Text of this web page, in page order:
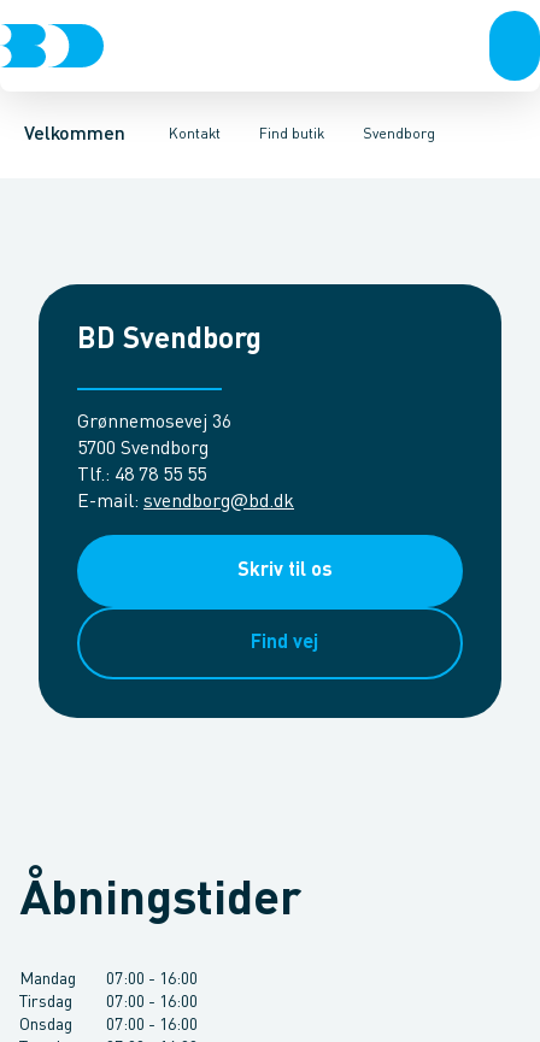
Velkommen Kontakt
ProdukterFordeleBæredygtighedBD+
Find butik
Kundeservice Om Brødrene DahlKompetencecentre
Svendborg
BallerupBirkerød Brøndby EsbjergFredericiaFrederikshavn
BD Svendborg
Grønnemosevej 36
5700 Svendborg
Tlf.: 48 78 55 55
E-mail: svendborg@bd.dk
Skriv til os
Find vej
Åbningstider
Mandag 07:00 - 16:00
Tirsdag
07:00 - 16:00
Onsdag
07:00 - 16:00